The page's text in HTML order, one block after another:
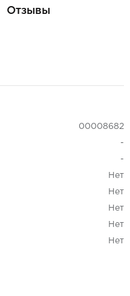
Отзывы
00008682
-
-
Нет
Нет
Нет
Нет
Нет